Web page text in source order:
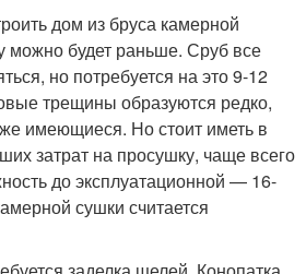
дом из бруса камерной
можно будет раньше. Сруб все
но потребуется на это 9-12
трещины образуются редко,
имеющиеся. Но стоит иметь в
затрат на просушку, чаще всего
до эксплуатационной — 16-
сушки считается